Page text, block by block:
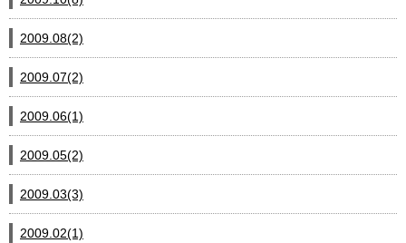
2009.08(2)
2009.07(2)
2009.06(1)
2009.05(2)
2009.03(3)
2009.02(1)